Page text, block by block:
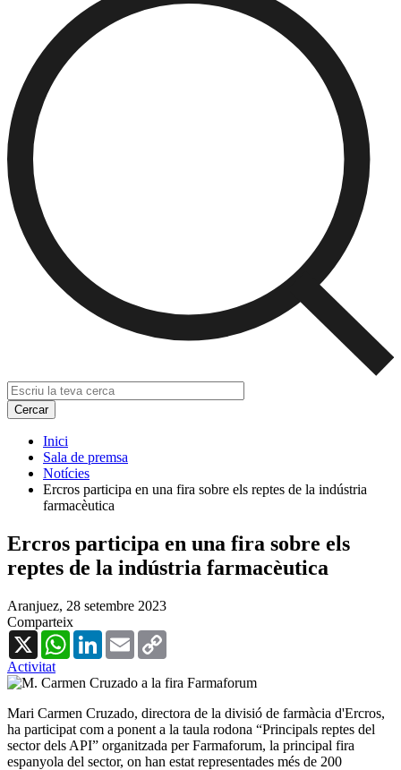
Inici
Sala de premsa
Notícies
Ercros participa en una fira sobre els reptes de la indústria
farmacèutica
Ercros participa en una fira sobre els
reptes de la indústria farmacèutica
Aranjuez, 28 setembre 2023
Comparteix
X
WhatsAppLinkedInEmail
Activitat
Mari Carmen Cruzado, directora de la divisió de farmàcia d'Ercros,
ha participat com a ponent a la taula rodona “Principals reptes del
sector dels API” organitzada per Farmaforum, la principal fira
espanyola del sector, on han estat representades més de 200